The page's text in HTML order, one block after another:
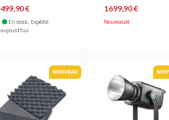
499,90 €
En stock, Expédié
aujourd'hui
1699,90 €
Nouveauté